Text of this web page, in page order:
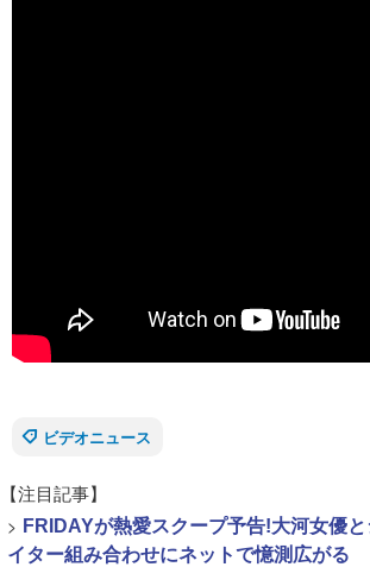
ビデオニュース
【注目記事】
> FRIDAYが熱愛スクープ予告!大河女優
イター組み合わせにネットで憶測広がる